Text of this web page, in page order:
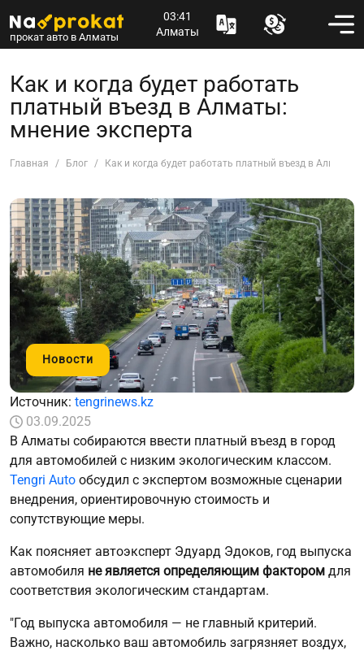
прокат авто в Алматы
03:41
Алматы
Как и когда будет работать
платный въезд в Алматы:
мнение эксперта
Главная Блог Как и когда будет работать платный въезд в Алматы:
Новости
Источник: tengrinews.kz
03.09.2025
В Алматы собираются ввести платный въезд в город
для автомобилей с низким экологическим классом.
Tengri Auto обсудил с экспертом возможные сценарии
внедрения, ориентировочную стоимость и
сопутствующие меры.
Как поясняет автоэксперт Эдуард Эдоков, год выпуска
автомобиля не является определяющим фактором для
соответствия экологическим стандартам.
"Год выпуска автомобиля — не главный критерий.
Важно, насколько ваш автомобиль загрязняет воздух,